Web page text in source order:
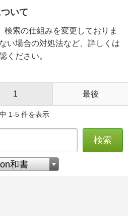
いて
検索の仕組みを変更しておりま
い場合の対処法など、詳しくは
ください。
1 最後
1-5 件を表示
検索